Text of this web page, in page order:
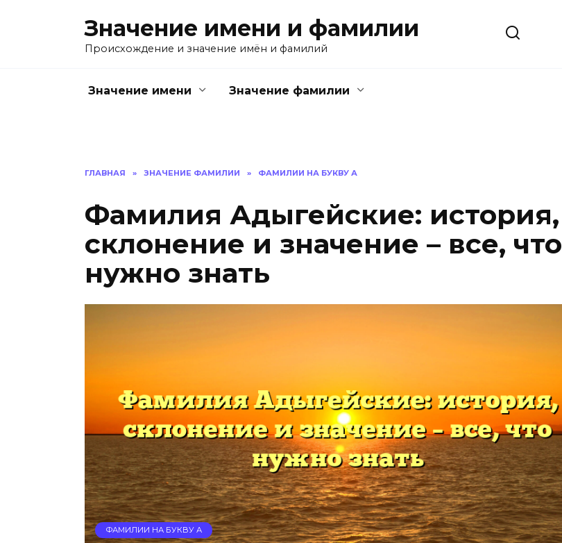
Значение имени и фамилии
Происхождение и значение имён и фамилий
Значение имени Значение фамилии
ГЛАВНАЯ » ЗНАЧЕНИЕ ФАМИЛИИ » ФАМИЛИИ НА БУКВУ А
Фамилия Адыгейские: история,
склонение и значение – все, что
нужно знать
ФАМИЛИИ НА БУКВУ А